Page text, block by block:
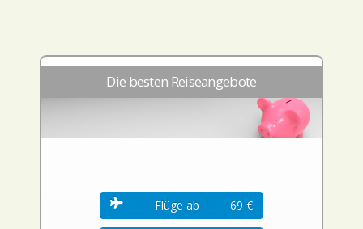
Die besten Reiseangebote
Flüge ab 69 €